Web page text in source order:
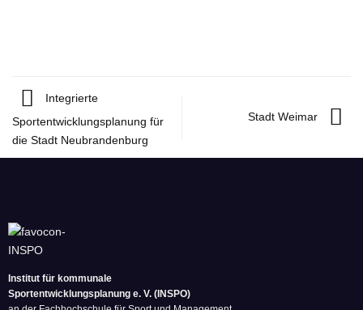
Integrierte
Sportentwicklungsplanung für
die Stadt Neubrandenburg
Stadt Weimar
Institut für kommunale
Sportentwicklungsplanung e. V. (INSPO)